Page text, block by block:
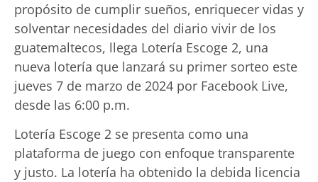
propósito de cumplir sueños, enriquecer vidas y
solventar necesidades del diario vivir de los
guatemaltecos, llega Lotería Escoge 2, una
nueva lotería que lanzará su primer sorteo este
jueves 7 de marzo de 2024 por Facebook Live,
desde las 6:00 p.m.
Lotería Escoge 2 se presenta como una
plataforma de juego con enfoque transparente
y justo. La lotería ha obtenido la debida licencia